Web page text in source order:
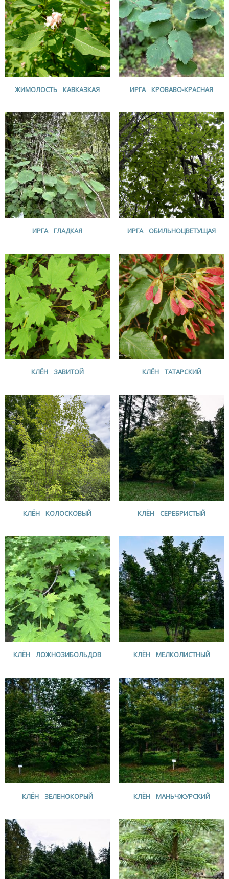
ЖИМОЛОСТЬ КАВКАЗКАЯ ИРГА КРОВАВО-КРАСНАЯ
ИРГА ГЛАДКАЯ ИРГА ОБИЛЬНОЦВЕТУЩАЯ
КЛЁН ЗАВИТОЙ КЛЁН ТАТАРСКИЙ
КЛЁН КОЛОСКОВЫЙ КЛЁН СЕРЕБРИСТЫЙ
КЛЁН ЛОЖНОЗИБОЛЬДОВ КЛЁН МЕЛКОЛИСТНЫЙ
КЛЁН ЗЕЛЕНОКОРЫЙ КЛЁН МАНЬЧЖУРСКИЙ